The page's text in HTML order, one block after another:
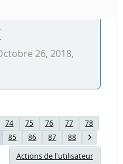
26, 2018,
74 75 76 77
78
85 86 87 88
Actions de l'utilisateur